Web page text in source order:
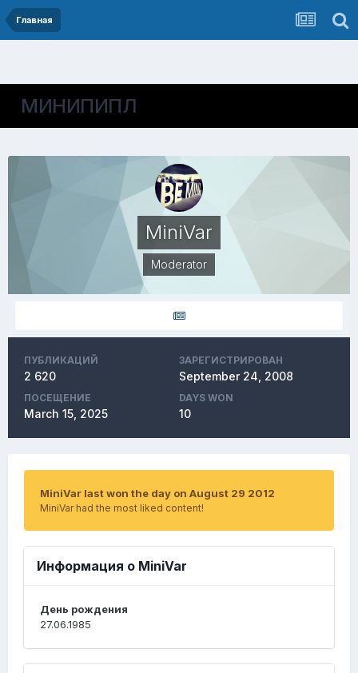
Главная
МИНИПИПЛ
MiniVar
Moderator
ПУБЛИКАЦИЙ
2 620
ЗАРЕГИСТРИРОВАН
September 24, 2008
ПОСЕЩЕНИЕ
March 15, 2025
DAYS WON
10
MiniVar last won the day on August 29 2012
MiniVar had the most liked content!
Информация о MiniVar
День рождения
27.06.1985